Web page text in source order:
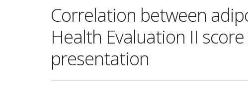
Correlation between
Health Evaluation II
presentation